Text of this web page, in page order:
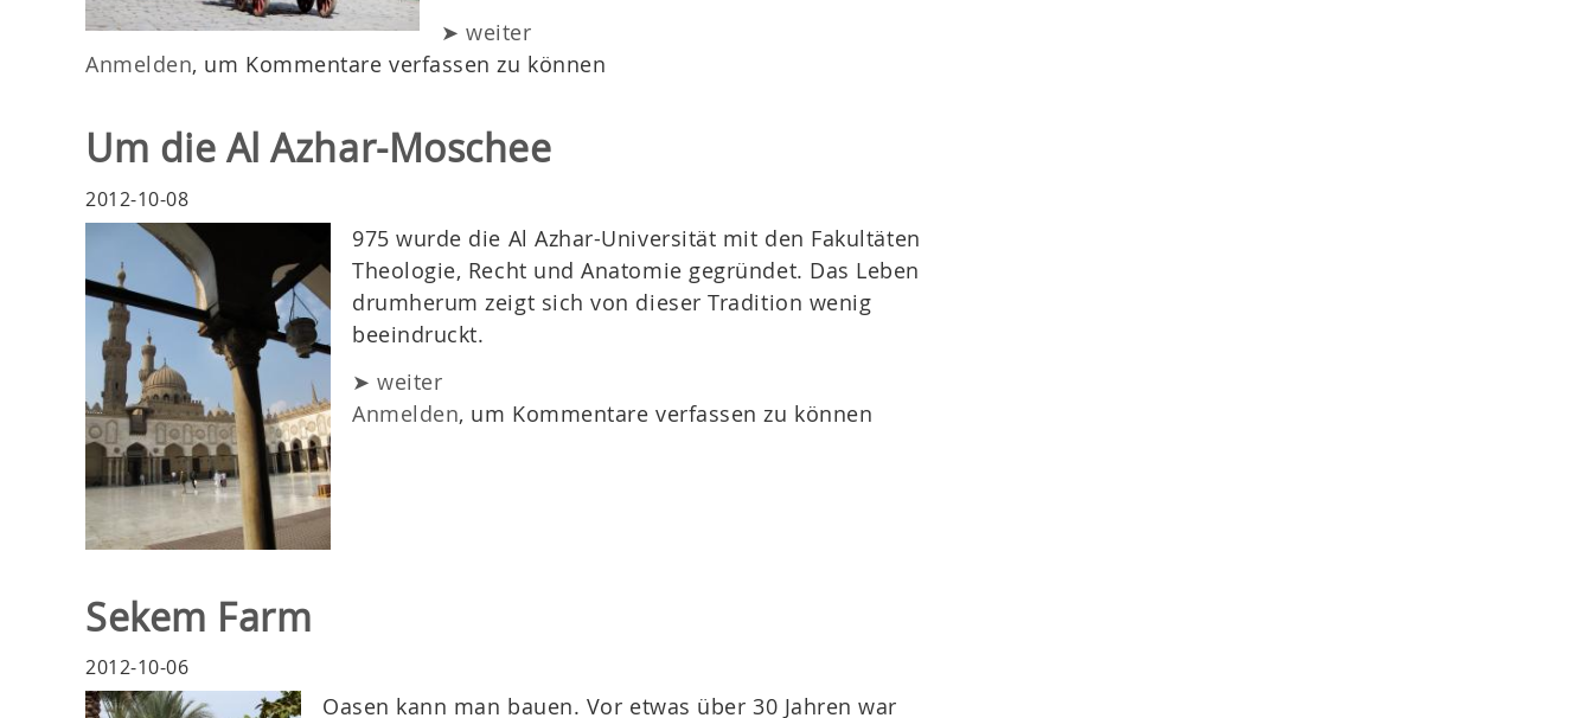
➤ weiter
Anmelden, um Kommentare verfassen zu können
Um die Al Azhar-Moschee
2012-10-08
975 wurde die Al Azhar-Universität mit den Fakultäten
Theologie, Recht und Anatomie gegründet. Das Leben
drumherum zeigt sich von dieser Tradition wenig
beeindruckt.
➤ weiter
Anmelden, um Kommentare verfassen zu können
Sekem Farm
2012-10-06
Oasen kann man bauen. Vor etwas über 30 Jahren war